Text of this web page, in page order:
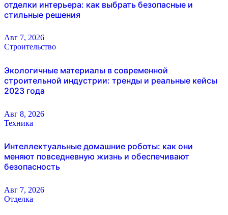
отделки интерьера: как выбрать безопасные и
стильные решения
Авг 7, 2026
Строительство
Экологичные материалы в современной
строительной индустрии: тренды и реальные кейсы
2023 года
Авг 8, 2026
Техника
Интеллектуальные домашние роботы: как они
меняют повседневную жизнь и обеспечивают
безопасность
Авг 7, 2026
Отделка